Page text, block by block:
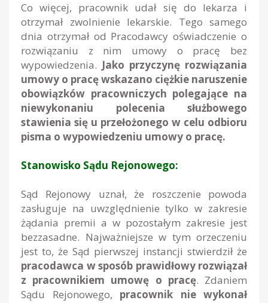
Co więcej, pracownik udał się do lekarza i
otrzymał zwolnienie lekarskie. Tego samego
dnia otrzymał od Pracodawcy oświadczenie o
rozwiązaniu z nim umowy o pracę bez
wypowiedzenia. Jako przyczynę rozwiązania
umowy o pracę wskazano ciężkie naruszenie
obowiązków pracowniczych polegające na
niewykonaniu polecenia służbowego
stawienia się u przełożonego w celu odbioru
pisma o wypowiedzeniu umowy o pracę.
Stanowisko Sądu Rejonowego:
Sąd Rejonowy uznał, że roszczenie powoda
zasługuje na uwzględnienie tylko w zakresie
żądania premii a w pozostałym zakresie jest
bezzasadne. Najważniejsze w tym orzeczeniu
jest to, że Sąd pierwszej instancji stwierdził że
pracodawca w sposób prawidłowy rozwiązał
z pracownikiem umowę o pracę. Zdaniem
Sądu Rejonowego, pracownik nie wykonał